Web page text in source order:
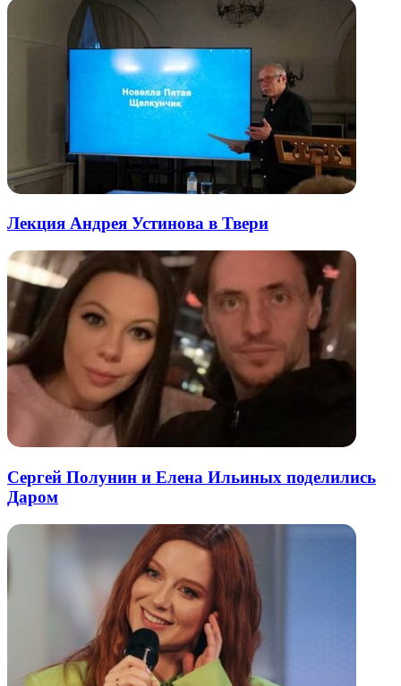
Лекция Андрея Устинова в Твери
Сергей Полунин и Елена Ильиных поделились
Даром